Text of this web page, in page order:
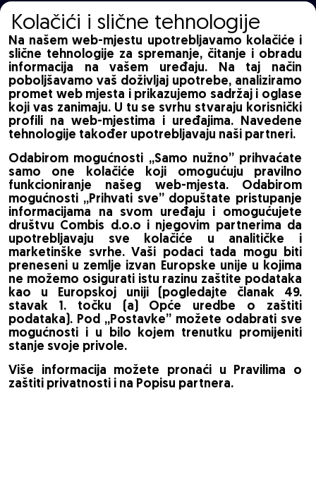
Kolačići i slične tehnologije
Na našem web-mjestu upotrebljavamo kolačiće i
slične tehnologije za spremanje, čitanje i obradu
informacija na vašem uređaju. Na taj način
poboljšavamo vaš doživljaj upotrebe, analiziramo
promet web mjesta i prikazujemo sadržaj i oglase
koji vas zanimaju. U tu se svrhu stvaraju korisnički
profili na web-mjestima i uređajima. Navedene
tehnologije također upotrebljavaju naši partneri.
Odabirom mogućnosti „Samo nužno” prihvaćate
samo one kolačiće koji omogućuju pravilno
funkcioniranje našeg web-mjesta. Odabirom
mogućnosti „Prihvati sve” dopuštate pristupanje
informacijama na svom uređaju i omogućujete
društvu Combis d.o.o i njegovim partnerima da
upotrebljavaju sve kolačiće u analitičke i
marketinške svrhe. Vaši podaci tada mogu biti
preneseni u zemlje izvan Europske unije u kojima
ne možemo osigurati istu razinu zaštite podataka
kao u Europskoj uniji (pogledajte članak 49.
stavak 1. točku (a) Opće uredbe o zaštiti
podataka). Pod „Postavke” možete odabrati sve
mogućnosti i u bilo kojem trenutku promijeniti
stanje svoje privole.
Više informacija možete pronaći u Pravilima o
zaštiti privatnosti i na Popisu partnera.